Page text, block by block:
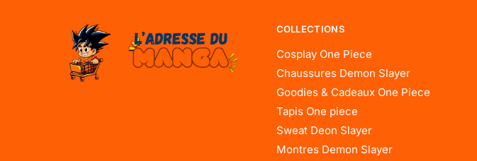
COLLECTIONS
Cosplay One Piece
Chaussures Demon Slayer
Goodies & Cadeaux One Piece
Tapis One piece
Sweat Deon Slayer
Montres Demon Slayer